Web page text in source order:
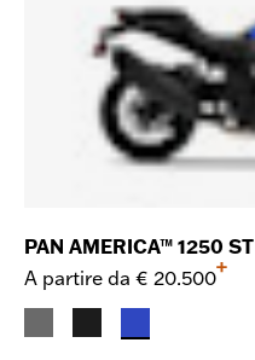
PAN AMERICA™ 1250 ST
A partire da € 20.500
+